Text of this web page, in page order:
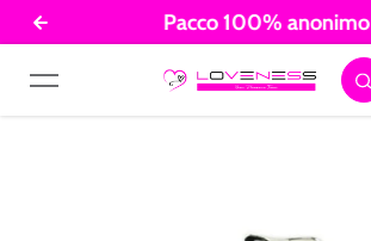
Salta al contenuto Pacco 100% anonimo